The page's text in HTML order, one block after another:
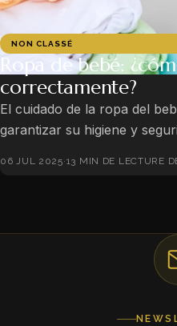
NON CLASSÉ
Ropa de bebé:
correctamente?
El cuidado de la ropa del
garantizar su higiene y
delicadeza de su frágil piel.
06 JUL 2025·13 MIN DE LECTURE